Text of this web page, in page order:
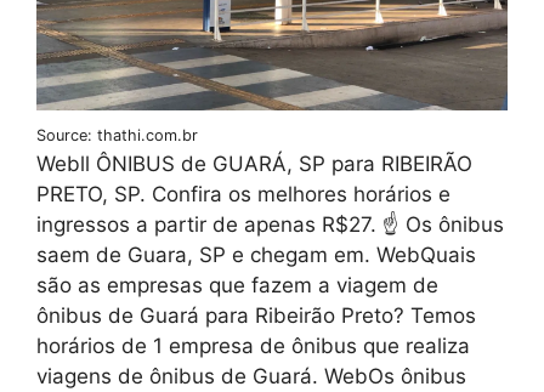
Source: thathi.com.br
Webll ÔNIBUS de GUARÁ, SP para RIBEIRÃO
PRETO, SP. Confira os melhores horários e
ingressos a partir de apenas R$27. ☝ Os ônibus
saem de Guara, SP e chegam em. WebQuais
são as empresas que fazem a viagem de
ônibus de Guará para Ribeirão Preto? Temos
horários de 1 empresa de ônibus que realiza
viagens de ônibus de Guará. WebOs ônibus